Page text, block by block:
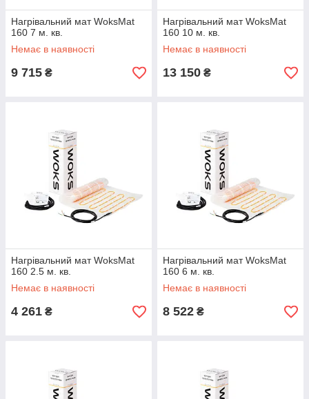
Нагрівальний мат WoksMat
160 7 м. кв.
Немає в наявності
9 715 ₴
Нагрівальний мат WoksMat
160 10 м. кв.
Немає в наявності
13 150 ₴
Нагрівальний мат WoksMat
160 2.5 м. кв.
Немає в наявності
4 261 ₴
Нагрівальний мат WoksMat
160 6 м. кв.
Немає в наявності
8 522 ₴